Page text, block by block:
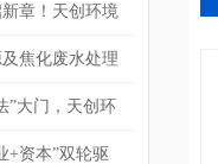
年度经营管理
章！天创环境
磅来袭
焦化废水处理
”大门，天创环
博会
+资本”双轮驱